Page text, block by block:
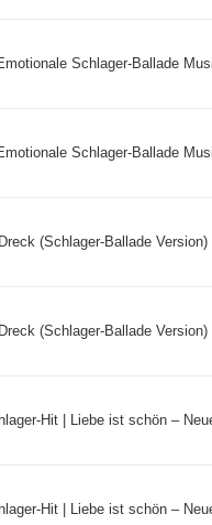
Schlager-Ballade
Schlager-Ballade
(Schlager-Ballade Version)
(Schlager-Ballade Version)
Hit | Liebe ist schön –
Hit | Liebe ist schön –